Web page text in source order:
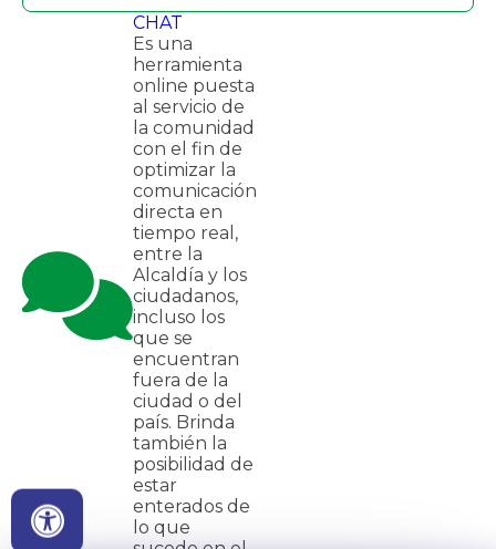
CHAT​
Es una
herramienta
online puesta
al servicio de
la comunidad
con el fin de
optimizar la
comunicación
directa en
tiempo real,
entre la
Alcaldía y los
ciudadanos,
incluso los
que se
encuentran
fuera de la
ciudad o del
país. Brinda
también la
posibilidad de
estar
enterados de
lo que